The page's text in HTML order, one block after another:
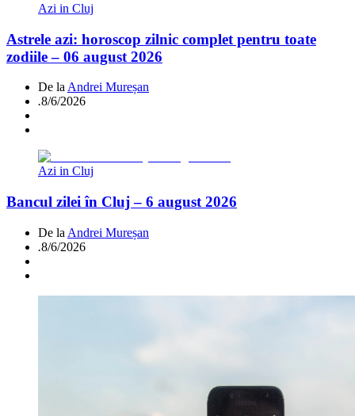
Azi in Cluj
Astrele azi: horoscop zilnic complet pentru toate
zodiile – 06 august 2026
De la Andrei Mureșan
.8/6/2026
Azi in Cluj
Bancul zilei în Cluj – 6 august 2026
De la Andrei Mureșan
.8/6/2026